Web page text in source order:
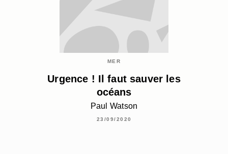
MER
Urgence ! Il faut sauver les
océans
Paul Watson
23/09/2020